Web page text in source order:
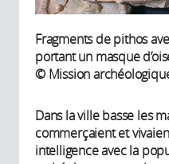
Fragments de pithos
portant un masque
© Mission
Dans la ville basse les
commerçaient et
intelligence avec la